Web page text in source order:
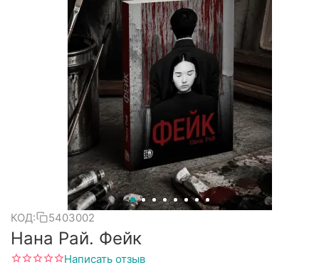
КОД: 5403002
Нана Рай. Фейк
Написать отзыв